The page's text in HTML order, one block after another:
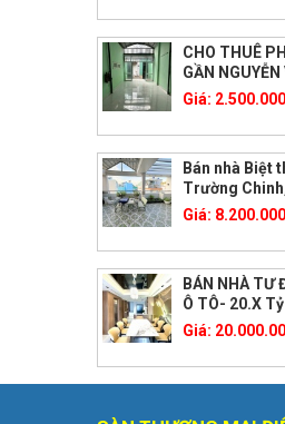
CHO THUÊ
GẦN
Giá: 2.500.000
Bán nhà Biệt
Trường
Giá:
BÁN NHÀ TƯ
Ô TÔ- 20.X Tỷ
Giá: